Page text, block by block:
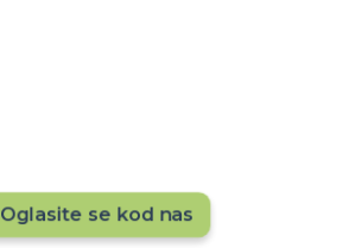
Oglasite se kod nas